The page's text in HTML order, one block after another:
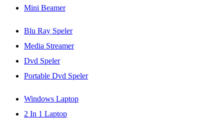
Mini Beamer
Blu Ray Speler
Media Streamer
Dvd Speler
Portable Dvd Speler
Windows Laptop
2 In 1 Laptop